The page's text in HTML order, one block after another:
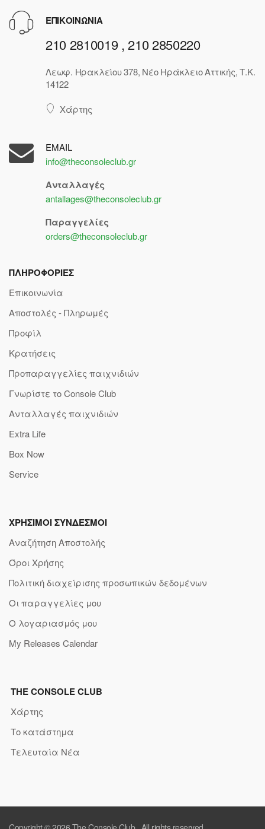
ΕΠΙΚΟΙΝΩΝΙΑ
210 2810019 , 210 2850220
Λεωφ. Ηρακλείου 378, Νέο Ηράκλειο Αττικής, Τ.Κ.
14122
Χάρτης
EMAIL
info@theconsoleclub.gr
Ανταλλαγές
antallages@theconsoleclub.gr
Παραγγελίες
orders@theconsoleclub.gr
ΠΛΗΡΟΦΟΡΙΕΣ
Επικοινωνία
Αποστολές - Πληρωμές
Προφίλ
Κρατήσεις
Προπαραγγελίες παιχνιδιών
Γνωρίστε το Console Club
Ανταλλαγές παιχνιδιών
Extra Life
Box Now
Service
ΧΡΗΣΙΜΟΙ ΣΥΝΔΕΣΜΟΙ
Αναζήτηση Αποστολής
Όροι Χρήσης
Πολιτική διαχείρισης προσωπικών δεδομένων
Οι παραγγελίες μου
Ο λογαριασμός μου
My Releases Calendar
THE CONSOLE CLUB
Χάρτης
Το κατάστημα
Τελευταία Νέα